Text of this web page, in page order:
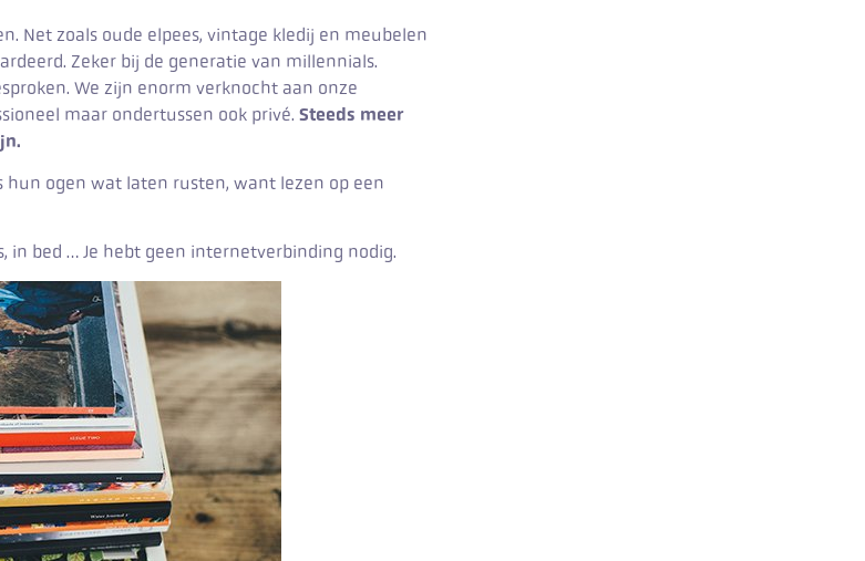
Net zoals oude elpees, vintage kledij en meubelen
Zeker bij de generatie van millennials.
We zijn enorm verknocht aan onze
maar ondertussen ook privé. Steeds meer
ogen wat laten rusten, want lezen op een
in bed … Je hebt geen internetverbinding nodig.